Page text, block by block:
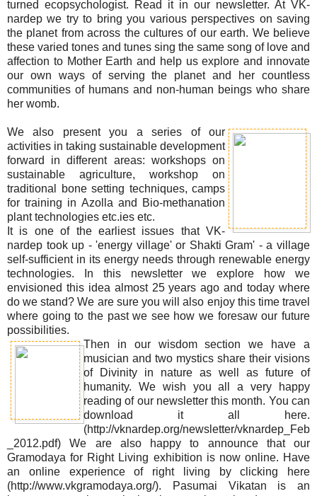
turned ecopsychologist. Read it in our newsletter. At VK-
nardep we try to bring you various perspectives on saving
the planet from across the cultures of our earth. We believe
these varied tones and tunes sing the same song of love and
affection to Mother Earth and help us explore and innovate
our own ways of serving the planet and her countless
communities of humans and non-human beings who share
her womb.
We also present you a series of our
activities in taking sustainable development
forward in different areas: workshops on
sustainable agriculture, workshop on
traditional bone setting techniques, camps
for training in Azolla and Bio-methanation
plant technologies etc.ies etc.
It is one of the earliest issues that VK-
nardep took up - 'energy village' or Shakti Gram' - a village
self-sufficient in its energy needs through renewable energy
technologies. In this newsletter we explore how we
envisioned this idea almost 25 years ago and today where
do we stand? We are sure you will also enjoy this time travel
where going to the past we see how we foresaw our future
possibilities.
Then in our wisdom section we have a
musician and two mystics share their visions
of Divinity in nature as well as future of
humanity. We wish you all a very happy
reading of our newsletter this month. You can
download it all here.
(http://vknardep.org/newsletter/vknardep_Feb
_2012.pdf) We are also happy to announce that our
Gramodaya for Right Living exhibition is now online. Have
an online experience of right living by clicking here
(http://www.vkgramodaya.org/). Pasumai Vikatan is an